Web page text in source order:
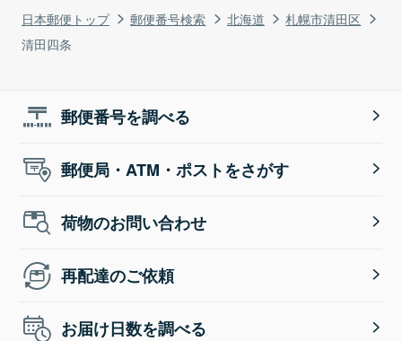
日本郵便トップ 郵便番号検索 北海道
札幌市清田区
清田四条
郵便番号を調べる
郵便局・ATM・ポストをさがす
荷物のお問い合わせ
再配達のご依頼
お届け日数を調べる